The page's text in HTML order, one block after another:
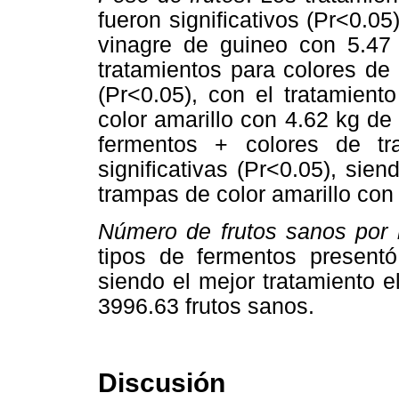
fueron significativos
vinagre de guineo con
tratamientos para colores
(Pr<0.05), con el
color amarillo con 4.62 kg
fermentos + colores de
significativas (Pr<0.05),
trampas de color amarillo
Número de frutos sanos
tipos de fermentos
siendo el mejor tratamiento
3996.63 frutos sanos.
Discusión